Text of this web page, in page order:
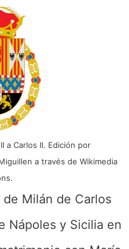
a Carlos II. Edición por
a través de Wikimedia
Milán de Carlos
Nápoles y Sicilia en